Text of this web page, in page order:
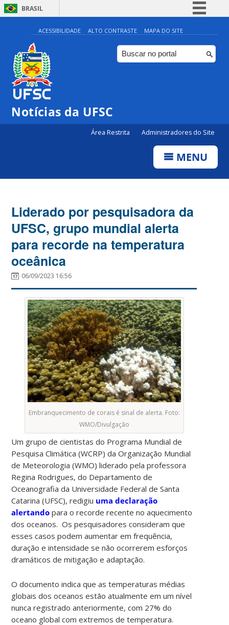
BRASIL
Simplifique!
Comunica BR
Participe
ACESSIBILIDADE ALTO CONTRASTE MAPA DO SITE
Notícias da UFSC
Área Restrita Administradores do Site
MENU
Liderado por pesquisadora da
UFSC, grupo mundial alerta
para recorde na temperatura
oceânica
06/09/2023 16:56
Embranquecimento de corais é sinal de alerta. Foto:
WMO/Divulgação
Um grupo de cientistas do Programa Mundial de
Pesquisa Climática (WCRP) da Organização Mundial
de Meteorologia (WMO) liderado pela professora
Regina Rodrigues, do Departamento de
Oceanografia da Universidade Federal de Santa
Catarina (UFSC), redigiu uma declaração
alertando para o recorde recente no aquecimento
dos oceanos. Os pesquisadores consideram que
esses casos podem aumentar em frequência,
duração e intensidade se não ocorrerem esforços
dramáticos de mitigação e adaptação.
O documento indica que as temperaturas médias
globais dos oceanos estão atualmente em um nível
nunca registrado anteriormente, com 27% do
oceano global com extremos de temperatura.